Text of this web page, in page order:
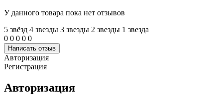
У данного товара пока нет отзывов
5 звёзд 4 звeзды 3 звeзды 2 звeзды 1 звeзда
0 0 0 0 0
Написать отзыв
Авторизация
Регистрация
Авторизация